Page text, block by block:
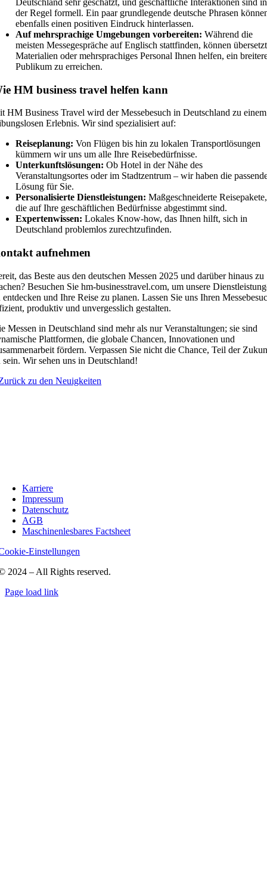
Deutschland sehr geschätzt, und geschäftliche Interaktionen sind in
der Regel formell. Ein paar grundlegende deutsche Phrasen
ebenfalls einen positiven Eindruck hinterlassen.
Auf mehrsprachige Umgebungen vorbereiten: Während die
meisten Messegespräche auf Englisch stattfinden, können
Materialien oder mehrsprachiges Personal Ihnen helfen, ein
Publikum zu erreichen.
HM business travel helfen kann
HM Business Travel wird der Messebesuch in Deutschland zu einem
Erlebnis. Wir sind spezialisiert auf:
Reiseplanung: Von Flügen bis hin zu lokalen Transportlösungen
kümmern wir uns um alle Ihre Reisebedürfnisse.
Unterkunftslösungen: Ob Hotel in der Nähe des
Veranstaltungsortes oder im Stadtzentrum – wir haben die
Lösung für Sie.
Personalisierte Dienstleistungen: Maßgeschneiderte Reisepakete,
die auf Ihre geschäftlichen Bedürfnisse abgestimmt sind.
Expertenwissen: Lokales Know-how, das Ihnen hilft, sich in
Deutschland problemlos zurechtzufinden.
aufnehmen
das Beste aus den deutschen Messen 2025 und darüber hinaus zu
Besuchen Sie hm-businesstravel.com, um unsere
entdecken und Ihre Reise zu planen. Lassen Sie uns Ihren
produktiv und unvergesslich gestalten.
Messen in Deutschland sind mehr als nur Veranstaltungen; sie sind
Plattformen, die globale Chancen, Innovationen und
fördern. Verpassen Sie nicht die Chance, Teil der
sein. Wir sehen uns in Deutschland!
zu den Neuigkeiten
Karriere
Impressum
Datenschutz
AGB
Maschinenlesbares Factsheet
Einstellungen
2024 – All Rights reserved.
Page load link